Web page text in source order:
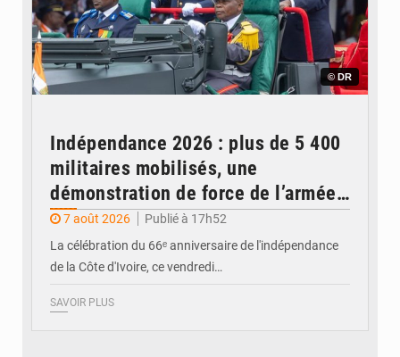
© DR
Indépendance 2026 : plus de 5 400
militaires mobilisés, une
démonstration de force de l’armée
ivoirienne à Yopougon
7 août 2026
Publié à 17h52
La célébration du 66ᵉ anniversaire de l'indépendance
de la Côte d'Ivoire, ce vendredi…
SAVOIR PLUS